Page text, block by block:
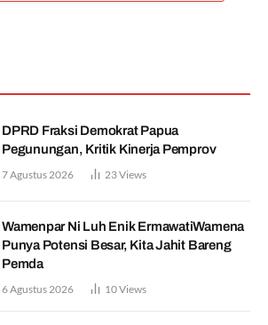
DPRD Fraksi Demokrat Papua
Pegunungan, Kritik Kinerja Pemprov
7 Agustus 2026 23Views
Wamenpar Ni Luh Enik ErmawatiWamena
Punya Potensi Besar, Kita Jahit Bareng
Pemda
6 Agustus 2026 10Views